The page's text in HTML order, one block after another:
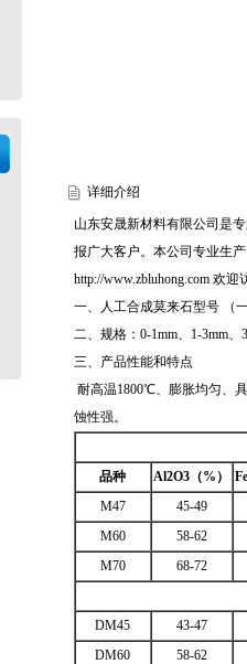
详细介绍
山东安晟新材料有限公司是
报广大客户。本公司专业生
http://www.zbluhong.com欢迎
一、人工合成莫来石型号 （
二、规格：0-1mm、1-3mm
三、产品性能和特点
耐高温1800℃、膨胀均匀、
蚀性强。
品种 Al2O3 （%）
M47
45-49
M60
58-62
M70
68-72
DM45
43-47
DM60
58-62